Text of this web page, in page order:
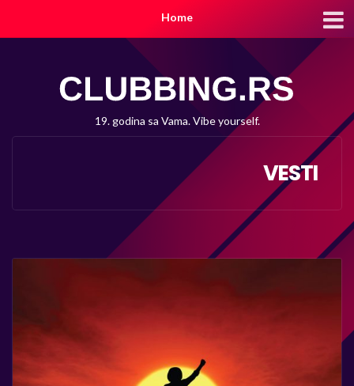
Home
19. godina sa Vama. Vibe yourself.
VESTI